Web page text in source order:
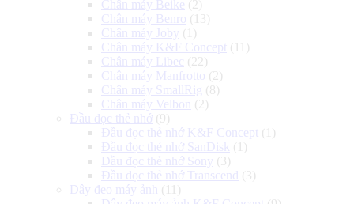
Chân máy Beike (2)
Chân máy Benro (13)
Chân máy Joby (1)
Chân máy K&F Concept (11)
Chân máy Libec (22)
Chân máy Manfrotto (2)
Chân máy SmallRig (8)
Chân máy Velbon
(2)
Đầu đọc thẻ nhớ (9)
Đầu đọc thẻ nhớ K&F Concept (1)
Đầu đọc thẻ nhớ SanDisk (1)
Đầu đọc thẻ nhớ Sony (3)
Đầu đọc thẻ nhớ Transcend
(3)
Dây đeo máy ảnh
(11)